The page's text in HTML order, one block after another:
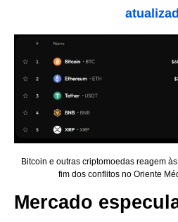
Bitcoin e outras criptomoedas reagem
fim dos conflitos no Oriente
Mercado